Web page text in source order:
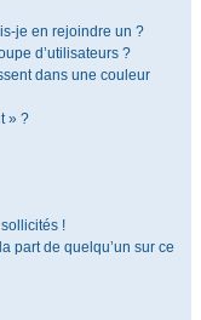
je en rejoindre un ?
d’utilisateurs ?
dans une couleur
» ?
!
part de quelqu’un sur ce